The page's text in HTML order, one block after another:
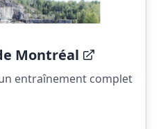
Montréal
entraînement complet